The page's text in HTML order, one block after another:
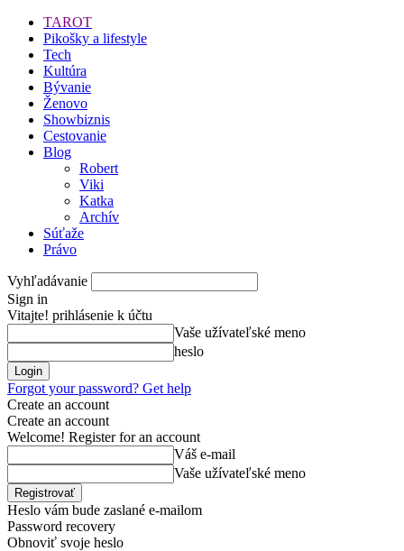
TAROT
Pikošky a lifestyle
Tech
Kultúra
Bývanie
Ženovo
Showbiznis
Cestovanie
Blog
Robert
Viki
Katka
Archív
Súťaže
Právo
Vyhľadávanie
Sign in
Vitajte! prihlásenie k účtu
Vaše užívateľské meno
heslo
Forgot your password? Get help
Create an account
Create an account
Welcome! Register for an account
Váš e-mail
Vaše užívateľské meno
Heslo vám bude zaslané e-mailom
Password recovery
Obnoviť svoje heslo